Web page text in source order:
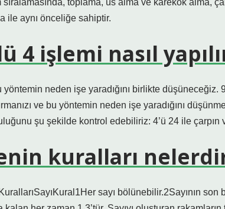
sıralamasında, toplama, üs alma ve karekök alma,
ile aynı önceliğe sahiptir.
4 işlemi nasıl
yöntemin neden işe yaradığını birlikte düşüneceğiz.
ve bu yöntemin neden işe yaradığını
şu şekilde kontrol edebiliriz: 4’ü 24 ile çarpın
kuralları
sayı bölünebilir.2Sayının son